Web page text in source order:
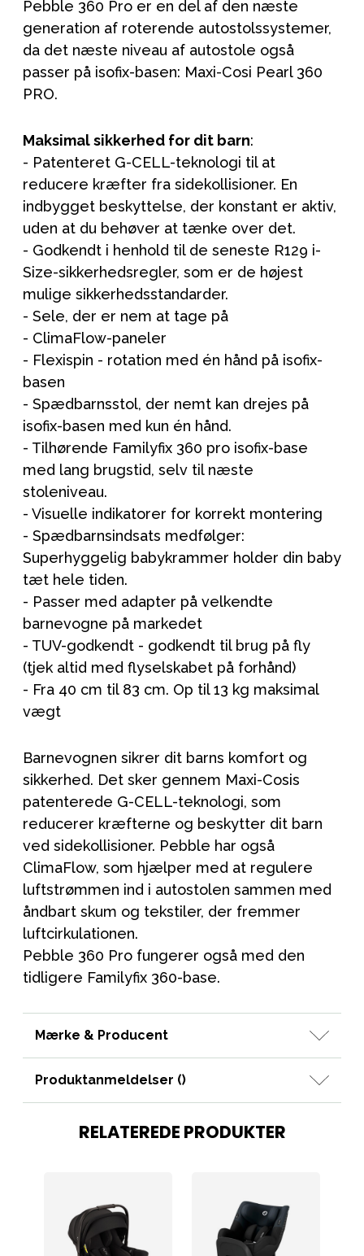
Pebble 360 Pro er en del af den næste
generation af roterende autostolssystemer,
da det næste niveau af autostole også
passer på isofix-basen: Maxi-Cosi Pearl 360
PRO.
Maksimal sikkerhed for dit barn:
- Patenteret G-CELL-teknologi til at
reducere kræfter fra sidekollisioner. En
indbygget beskyttelse, der konstant er aktiv,
uden at du behøver at tænke over det.
- Godkendt i henhold til de seneste R129 i-
Size-sikkerhedsregler, som er de højest
mulige sikkerhedsstandarder.
- Sele, der er nem at tage på
- ClimaFlow-paneler
- Flexispin - rotation med én hånd på isofix-
basen
- Spædbarnsstol, der nemt kan drejes på
isofix-basen med kun én hånd.
- Tilhørende Familyfix 360 pro isofix-base
med lang brugstid, selv til næste
stoleniveau.
- Visuelle indikatorer for korrekt montering
- Spædbarnsindsats medfølger:
Superhyggelig babykrammer holder din baby
tæt hele tiden.
- Passer med adapter på velkendte
barnevogne på markedet
- TUV-godkendt - godkendt til brug på fly
(tjek altid med flyselskabet på forhånd)
- Fra 40 cm til 83 cm. Op til 13 kg maksimal
vægt
Barnevognen sikrer dit barns komfort og
sikkerhed. Det sker gennem Maxi-Cosis
patenterede G-CELL-teknologi, som
reducerer kræfterne og beskytter dit barn
ved sidekollisioner. Pebble har også
ClimaFlow, som hjælper med at regulere
luftstrømmen ind i autostolen sammen med
åndbart skum og tekstiler, der fremmer
luftcirkulationen.
Pebble 360 Pro fungerer også med den
tidligere Familyfix 360-base.
Mærke & Producent
Produktanmeldelser ()
RELATEREDE PRODUKTER